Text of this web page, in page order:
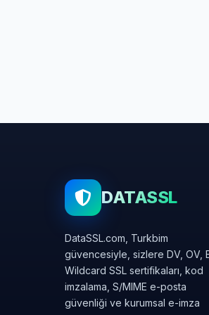
DATASSL
DataSSL.com, Turkbim
güvencesiyle, sizlere DV, OV,
Wildcard SSL sertifikaları, kod
imzalama, S/MIME e-posta
güvenliği ve kurumsal e-imza